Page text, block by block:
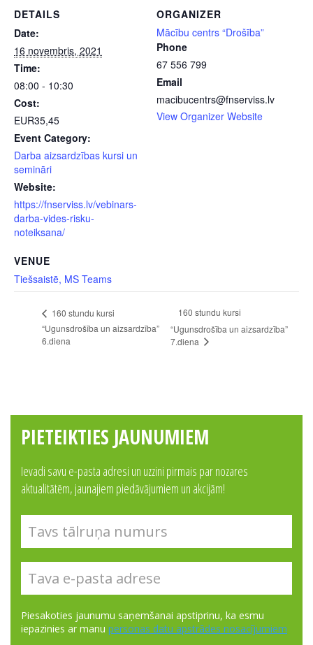
DETAILS
Date:
16 novembris, 2021
Time:
08:00 - 10:30
Cost:
EUR35,45
Event Category:
Darba aizsardzības kursi un
semināri
Website:
https://fnserviss.lv/vebinars-
darba-vides-risku-
noteiksana/
VENUE
Tiešsaistē, MS Teams
ORGANIZER
Mācību centrs “Drošība”
Phone
67 556 799
Email
macibucentrs@fnserviss.lv
View Organizer Website
160 stundu kursi
“Ugunsdrošība un aizsardzība”
6.diena
160 stundu kursi
“Ugunsdrošība un aizsardzība”
7.diena
PIETEIKTIES JAUNUMIEM
Ievadi savu e-pasta adresi un uzzini pirmais par nozares
aktualitātēm, jaunajiem piedāvājumiem un akcijām!
Piesakoties jaunumu saņemšanai apstiprinu, ka esmu
iepazinies ar manu personas datu apstrādes nosacījumiem